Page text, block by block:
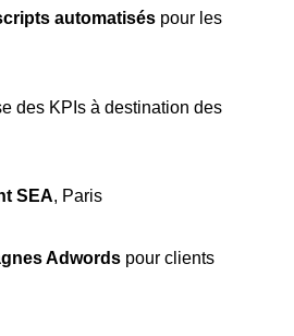
automatiséspour les
des KPIs à destination des
SEA, Paris
Adwordspour clients